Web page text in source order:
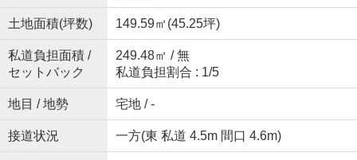
土地面積(坪数) 149.59㎡(45.25坪)
私道負担面積 /
セットバック
249.48㎡ / 無
私道負担割合 : 1/5
地目 / 地勢 宅地 / -
接道状況 一方(東 私道 4.5m 間口 4.6m)